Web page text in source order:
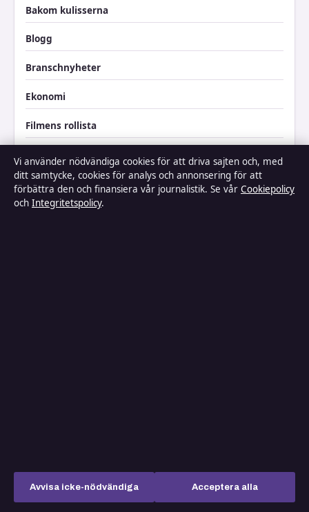
Bakom kulisserna
Blogg
Branschnyheter
Ekonomi
Filmens rollista
Kultur
Livsstil
Inrikestidningen
Vi använder nödvändiga cookies för att driva sajten och, med
ditt samtycke, cookies för analys och annonsering för att
förbättra den och finansiera vår journalistik. Se vår Cookiepolicy
och Integritetspolicy.
Avvisa icke-nödvändiga Acceptera alla